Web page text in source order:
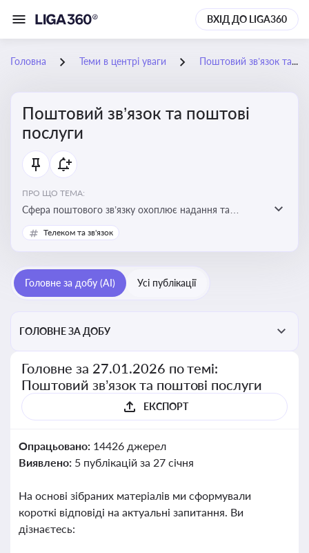
ВХІД ДО LIGA360
Головна Теми в центрі уваги Поштовий зв’язок та поштові послуги
Поштовий зв’язок та поштові
послуги
ПРО ЩО ТЕМА:
Сфера поштового зв’язку охоплює надання та
контроль послуг поштового обслуговування, що
регулюється спеціальним законодавством. Для
ліцензійних умов, участі в державних реєстрах і
забезпечення прав споживачів.
Телеком та зв'язок
Головне за добу (AI) Усі публікації
ГОЛОВНЕ ЗА ДОБУ
Головне за 27.01.2026 по темі:
Поштовий зв’язок та поштові послуги
ЕКСПОРТ
Опрацьовано: 14426 джерел
Виявлено: 5 публікацій за 27 січня
На основі зібраних матеріалів ми сформували
короткі відповіді на актуальні запитання. Ви
дізнаєтесь: